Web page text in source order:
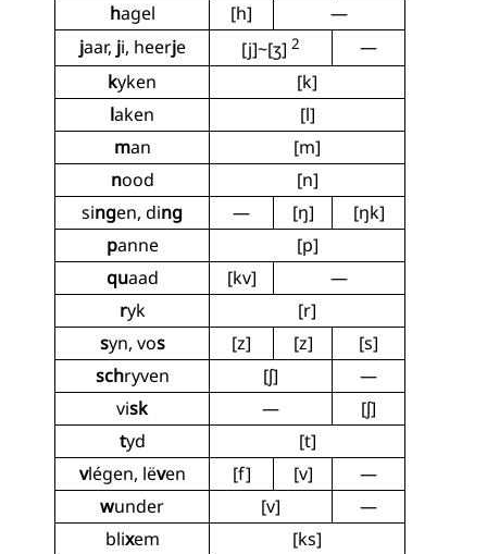
hagel [h]
—
jaar, ji, heerje [j]~[ʒ] 2
—
kyken
[k]
laken
[l]
man
[m]
nood
[n]
singen, ding — [ŋ]
[ŋk]
panne
[p]
quaad [kv]
—
ryk
[r]
syn, vos [z] [z]
[s]
schryven [ʃ]
—
visk —
[ʃ]
tyd
[t]
vlégen, lëven [f] [v]
—
wunder [v]
—
blixem
[ks]